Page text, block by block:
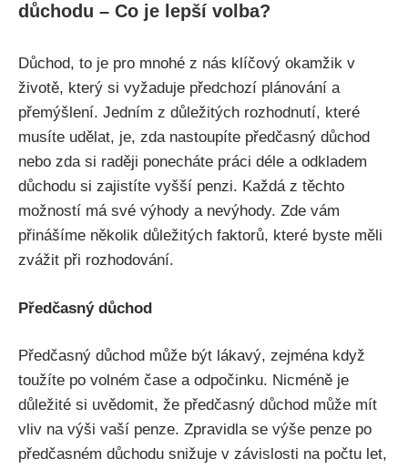
důchodu – Co je lepší volba?
Důchod, to je pro mnohé z nás klíčový okamžik v
životě, který si vyžaduje předchozí plánování a
přemýšlení. Jedním z důležitých rozhodnutí, které
musíte udělat, je, zda nastoupíte předčasný důchod
nebo zda si raději ponecháte práci déle a odkladem
důchodu si zajistíte vyšší penzi. Každá z těchto
možností má své výhody a nevýhody. Zde vám
přinášíme několik důležitých faktorů, které byste měli
zvážit při rozhodování.
Předčasný důchod
Předčasný důchod může být lákavý, zejména když
toužíte po volném čase a odpočinku. Nicméně je
důležité si uvědomit, že předčasný důchod může mít
vliv na výši vaší penze. Zpravidla se výše penze po
předčasném důchodu snižuje v závislosti na počtu let,